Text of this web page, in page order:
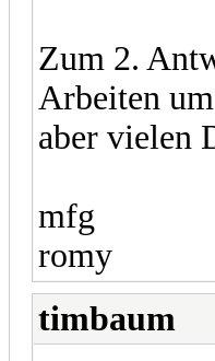
Zum 2.
Arbeiten
aber vielen
mfg
romy
timbaum